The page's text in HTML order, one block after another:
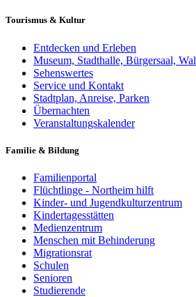
Tourismus & Kultur
Entdecken und Erleben
Museum, Stadthalle, Bürgersaal,
Sehenswertes
Service und Kontakt
Stadtplan, Anreise, Parken
Übernachten
Veranstaltungskalender
Familie & Bildung
Familienportal
Flüchtlinge - Northeim hilft
Kinder- und Jugendkulturzentrum
Kindertagesstätten
Medienzentrum
Menschen mit Behinderung
Migrationsrat
Schulen
Senioren
Studierende